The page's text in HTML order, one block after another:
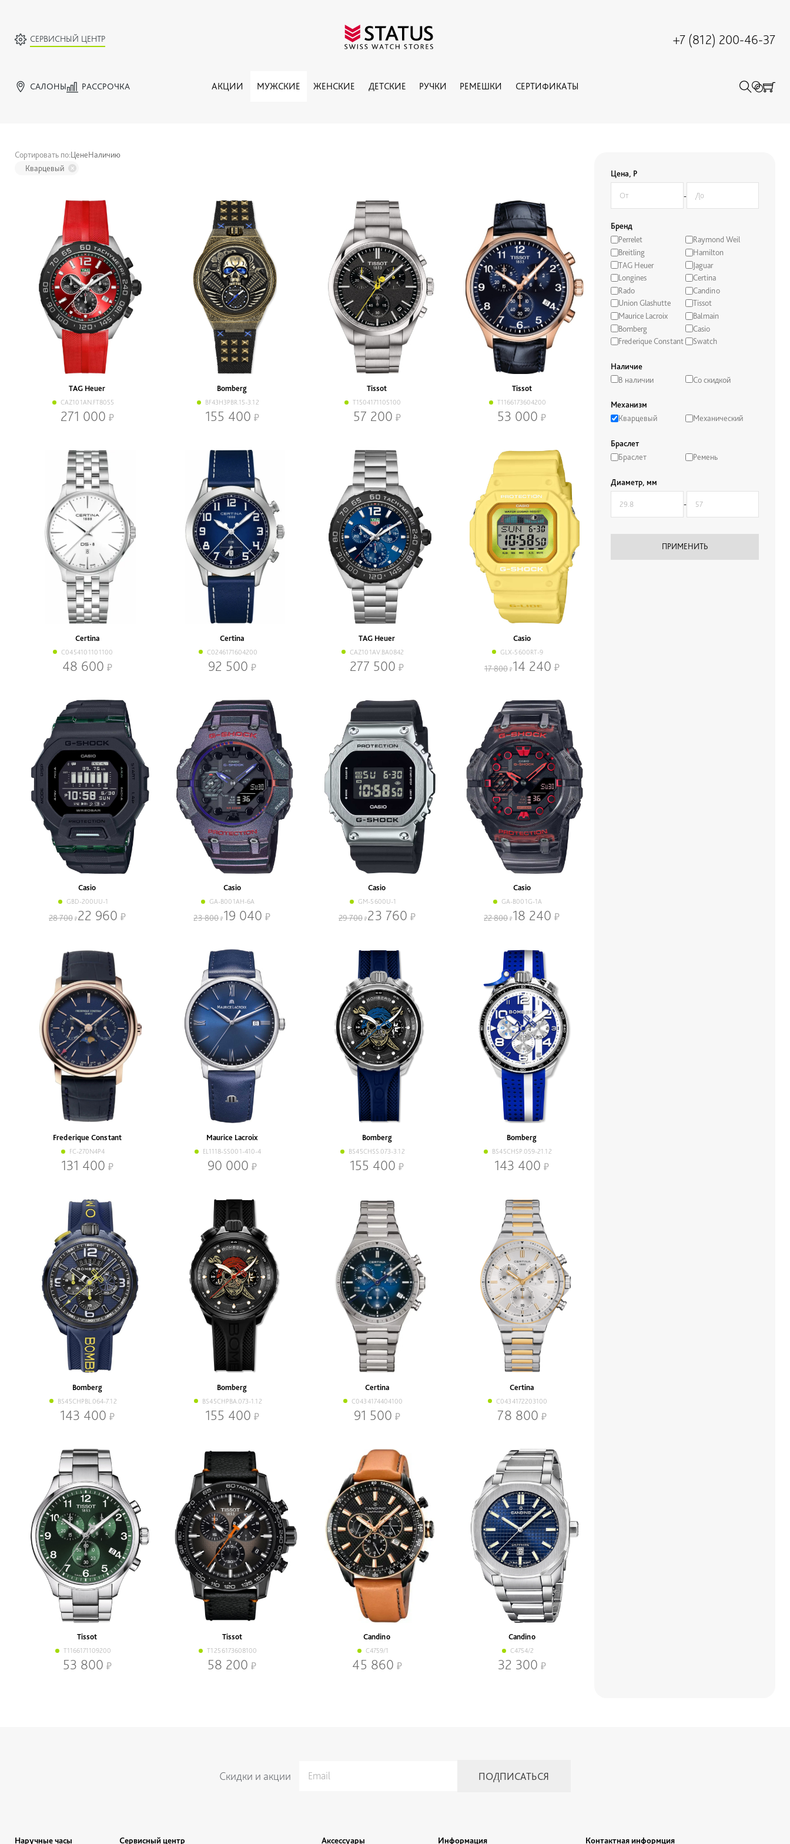
СЕРВИСНЫЙ ЦЕНТР +7 (812) 200-46-37
САЛОНЫ РАССРОЧКА АКЦИИ МУЖСКИЕ ЖЕНСКИЕ ДЕТСКИЕ РУЧКИ РЕМЕШКИ СЕРТИФИКАТЫ
Цена, Р
-
Бренд
Perrelet
Breitling
TAG Heuer
Longines
Rado
Union Glashutte
Maurice Lacroix
Bomberg
Frederique Constant
Raymond Weil
Hamilton
Jaguar
Certina
Candino
Tissot
Balmain
Casio
Swatch
Наличие
В наличии
Со скидкой
Механизм
Кварцевый
Механический
Браслет
Браслет
Ремень
Диаметр, мм
-
Сортировать по:ЦенеНаличию
Кварцевый
TAG Heuer
CAZ101AN.FT8055
271 000
Bomberg
BF43H3PBR.15-3.12
155 400
Tissot
T1504171105100
57 200
Tissot
T1166173604200
53 000
Certina
C0454101101100
48 600
Certina
C0246171604200
92 500
TAG Heuer
CAZ101AV.BA0842
277 500
Casio
GLX-5600RT-9
17 800 14 240
Casio
GBD-200UU-1
28 700 22 960
Casio
GA-B001AH-6A
23 800 19 040
Casio
GM-5600U-1
29 700 23 760
Casio
GA-B001G-1A
22 800 18 240
Frederique Constant
FC-270N4P4
131 400
Maurice Lacroix
EL1118-SS001-410-4
90 000
Bomberg
BS45CHSS.073-3.12
155 400
Bomberg
BS45CHSP.059-21.12
143 400
Bomberg
BS45CHPBL.064-7.12
143 400
Bomberg
BS45CHPBA.073-1.12
155 400
Certina
C0434174404100
91 500
Certina
C0434172203100
78 800
Tissot
T1166171109200
53 800
Tissot
T1256173608100
58 200
Candino
C4759/1
45 860
Candino
C4754/2
32 300
Скидки и акции
Наручные часы Сервисный центр Аксессуары Информация Контактная информция